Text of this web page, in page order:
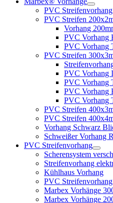
PVC
PVC Streifen
Vorhang
PVC Vorhang
PVC Vorhang
PVC Streifen
PVC Vorhang
PVC Vorhang
PVC Vorhang
PVC Vorhang
PVC Streifen
PVC Streifen
Vorhang Schwarz
Schweißer Vorhang
PVC Streifenvorhang
Scherensystem
Streifenvorhang
Kühlhaus Vorhang
PVC
Marbex Vorhänge
Marbex Vorhänge